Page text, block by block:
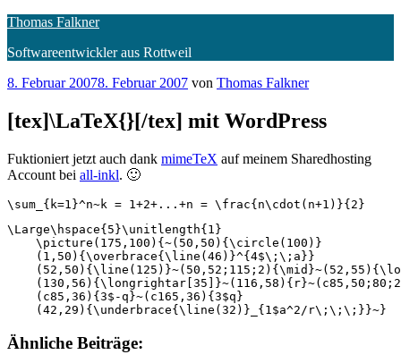
Zum
springen
Thomas Falkner
Softwareentwickler aus Rottweil
Veröffentlicht
8. Februar 20078. Februar 2007 von Thomas Falkner
[tex]\LaTeX{}[/tex] mit WordPress
Fuktioniert jetzt auch dank mimeTeX auf meinem Sharedhosting
Account bei all-inkl. 🙂
\sum_{k=1}^n~k = 1+2+...+n = \frac{n\cdot(n+1)}{2}
\Large\hspace{5}\unitlength{1}
    \picture(175,100){~(50,50){\circle(100)}
    (1,50){\overbrace{\line(46)}^{4$\;\;a}}
    (c85,36){3$-q}~(c165,36){3$q}
Ähnliche Beiträge: